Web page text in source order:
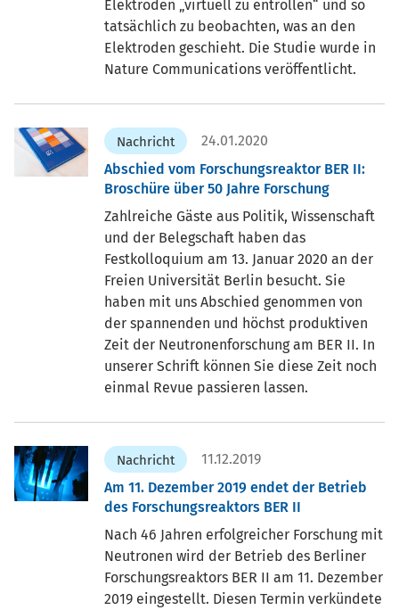
Elektroden „virtuell zu entrollen“ und so
tatsächlich zu beobachten, was an den
Elektroden geschieht. Die Studie wurde in
Nature Communications veröffentlicht.
Nachricht
24.01.2020
Abschied vom Forschungsreaktor BER II:
Broschüre über 50 Jahre Forschung
Zahlreiche Gäste aus Politik, Wissenschaft
und der Belegschaft haben das
Festkolloquium am 13. Januar 2020 an der
Freien Universität Berlin besucht. Sie
haben mit uns Abschied genommen von
der spannenden und höchst produktiven
Zeit der Neutronenforschung am BER II. In
unserer Schrift können Sie diese Zeit noch
einmal Revue passieren lassen.
Nachricht
11.12.2019
Am 11. Dezember 2019 endet der Betrieb
des Forschungsreaktors BER II
Nach 46 Jahren erfolgreicher Forschung mit
Neutronen wird der Betrieb des Berliner
Forschungsreaktors BER II am 11. Dezember
2019 eingestellt. Diesen Termin verkündete